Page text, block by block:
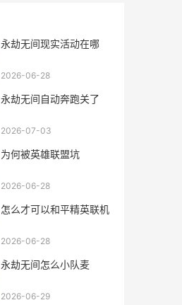
永劫无间现实活动在哪
2026-06-28
永劫无间自动奔跑关了
2026-07-03
为何被英雄联盟坑
2026-06-28
怎么才可以和平精英联机
2026-06-28
永劫无间怎么小队麦
2026-06-29